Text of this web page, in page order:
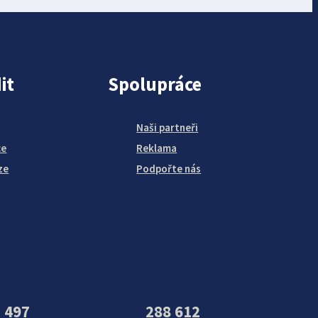
Spolupráce
Naši partneři
Reklama
Podpořte nás
497 288 612